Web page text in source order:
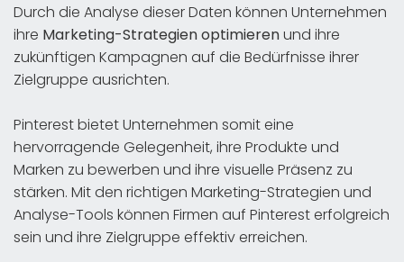
Durch die Analyse dieser Daten können Unternehmen
ihre Marketing-Strategien optimierenund ihre
zukünftigen Kampagnen auf die Bedürfnisse ihrer
Zielgruppe ausrichten.
Pinterest bietet Unternehmen somit eine
hervorragende Gelegenheit, ihre Produkte und
Marken zu bewerben und ihre visuelle Präsenz zu
stärken. Mit den richtigen Marketing-Strategien und
Analyse-Tools können Firmen auf Pinterest erfolgreich
sein und ihre Zielgruppe effektiv erreichen.